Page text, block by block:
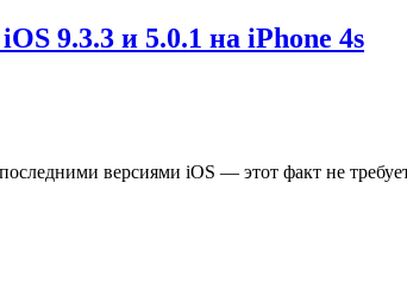
9.3.3 и 5.0.1 на iPhone 4s
версиями iOS — этот факт не